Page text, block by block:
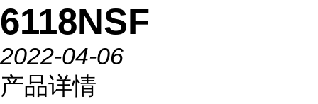
6118NSF
2022-04-06
产品详情